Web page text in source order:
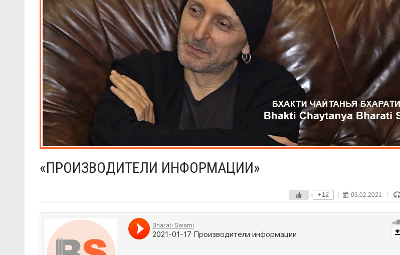
«ПРОИЗВОДИТЕЛИ ИНФОРМАЦИИ»
+12 03.02.2021